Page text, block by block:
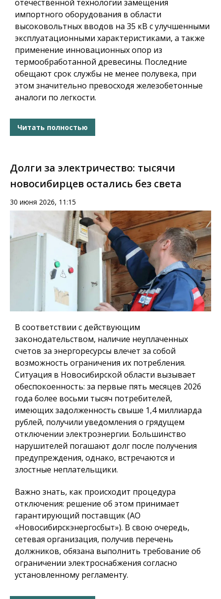
отечественной технологии замещения
импортного оборудования в области
высоковольтных вводов на 35 кВ с улучшенными
эксплуатационными характеристиками, а также
применение инновационных опор из
термообработанной древесины. Последние
обещают срок службы не менее полувека, при
этом значительно превосходя железобетонные
аналоги по легкости.
Читать полностью
Долги за электричество: тысячи
новосибирцев остались без света
30 июня 2026, 11:15
В соответствии с действующим
законодательством, наличие неуплаченных
счетов за энергоресурсы влечет за собой
возможность ограничения их потребления.
Ситуация в Новосибирской области вызывает
обеспокоенность: за первые пять месяцев 2026
года более восьми тысяч потребителей,
имеющих задолженность свыше 1,4 миллиарда
рублей, получили уведомления о грядущем
отключении электроэнергии. Большинство
нарушителей погашают долг после получения
предупреждения, однако, встречаются и
злостные неплательщики.
Важно знать, как происходит процедура
отключения: решение об этом принимает
гарантирующий поставщик (АО
«Новосибирскэнергосбыт»). В свою очередь,
сетевая организация, получив перечень
должников, обязана выполнить требование об
ограничении электроснабжения согласно
установленному регламенту.